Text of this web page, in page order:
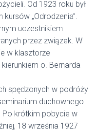
Od 1923 roku był
„Odrodzenia”.
uczestnikiem
przez związek. W
w klasztorze
o. Bernarda
spędzonych w podróży
duchownego
Po krótkim pobycie w
18 września 1927